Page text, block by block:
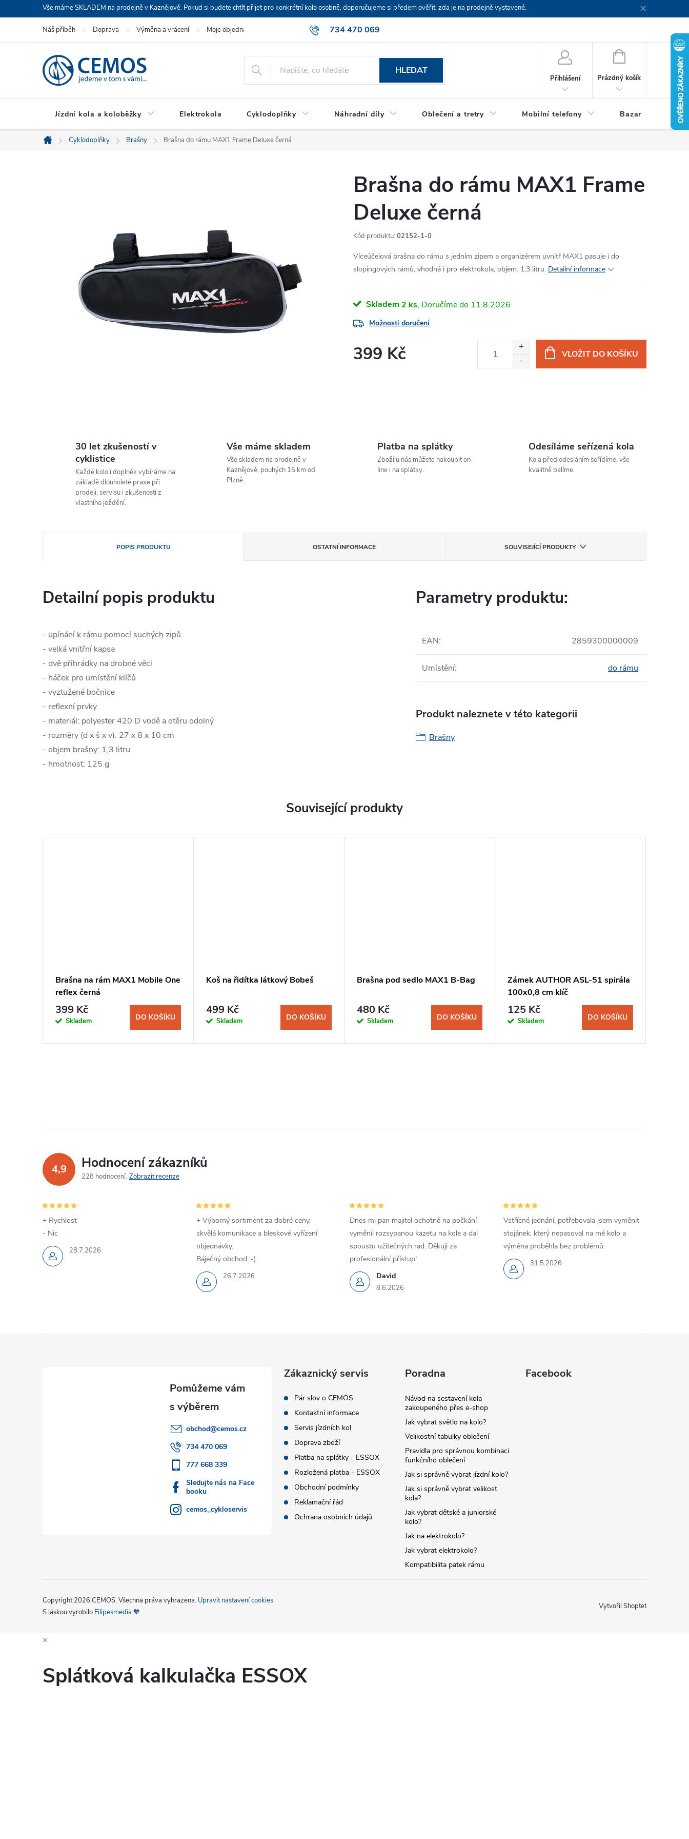
na
Vše máme SKLADEM na prodejně v Kaznějově. Pokud si budete chtít přijet pro konkrétní kolo osobně, doporučujeme si předem ověřit, zda je na prodejně vystavené.
734 470 069
Náš příběh Doprava Výměna a vrácení Moje objednávka
HLEDAT
Přihlášení
NÁKUPNÍ
Prázdný košík
Jízdní kola a koloběžky Elektrokola Cyklodoplňky Náhradní díly Oblečení a tretry Mobilní telefony Bazar Servis
Domů
Cyklodoplňky Brašny Brašna do rámu MAX1 Frame Deluxe černá
Brašna do rámu MAX1 Frame
Deluxe černá
Kód produktu: 02152-1-0
Víceúčelová brašna do rámu s jedním zipem a organizérem uvnitř MAX1 pasuje i do
slopingových rámů, vhodná i pro elektrokola, objem: 1,3 litru. Detailní informace
Skladem 2 ks 11.8.2026
Možnosti doručení
399 Kč VLOŽIT DO KOŠÍKU
30 let zkušeností v
cyklistice
Každé kolo i doplněk vybíráme na
základě dlouholeté praxe při
prodeji, servisu i zkušeností z
vlastního ježdění.
Vše máme skladem
Vše skladem na prodejně v
Kaznějově, pouhých 15 km od
Plzně.
Platba na splátky
Zboží u nás můžete nakoupit on-
line i na splátky.
Odesíláme seřízená kola
Kola před odesláním seřídíme, vše
kvalitně balíme.
POPIS PRODUKTU OSTATNÍ INFORMACE SOUVISEJÍCÍ PRODUKTY
Detailní popis produktu
- upínání k rámu pomocí suchých zipů
- velká vnitřní kapsa
- dvě přihrádky na drobné věci
- háček pro umístění klíčů
- vyztužené bočnice
- reflexní prvky
- materiál: polyester 420 D vodě a otěru odolný
- rozměry (d x š x v): 27 x 8 x 10 cm
- objem brašny: 1,3 litru
- hmotnost: 125 g
Parametry produktu:
EAN: 2859300000009
Umístění: do rámu
Produkt naleznete v této kategorii
Brašny
Související produkty
Brašna na rám MAX1 Mobile One
reflex černá
399 Kč
Skladem DO KOŠÍKU
Koš na řidítka látkový Bobeš
499 Kč
Skladem DO KOŠÍKU
Brašna pod sedlo MAX1 B-Bag
480 Kč
Skladem DO KOŠÍKU
Zámek AUTHOR ASL-51 spirála
100x0,8 cm klíč
125 Kč
Skladem DO KOŠÍKU
4,9 Hodnocení zákazníků
228 hodnocení Zobrazit recenze
28.7.2026
+ Rychlost
- Nic
26.7.2026
+ Výborný sortiment za dobré ceny,
skvělá komunikace a bleskové vyřízení
objednávky.
Báječný obchod :-)
David
8.6.2026
Dnes mi pan majitel ochotně na počkání
vyměnil rozsypanou kazetu na kole a dal
spoustu užitečných rad. Děkuji za
profesionální přístup!
31.5.2026
Vstřícné jednání, potřebovala jsem vyměnit
stojánek, který nepasoval na mé kolo a
výměna proběhla bez problémů.
obchod@cemos.cz
734 470 069
777 668 339
Sledujte nás na Face
booku
cemos_cykloservis
Zákaznický servis
Pár slov o CEMOS
Kontaktní informace
Servis jízdních kol
Doprava zboží
Platba na splátky - ESSOX
Rozložená platba - ESSOX
Obchodní podmínky
Reklamační řád
Ochrana osobních údajů
Poradna
Návod na sestavení kola
zakoupeného přes e-shop
Jak vybrat světlo na kolo?
Velikostní tabulky oblečení
Pravidla pro správnou kombinaci
funkčního oblečení
Jak si správně vybrat jízdní kolo?
Jak si správně vybrat velikost
kola?
Jak vybrat dětské a juniorské
kolo?
Jak na elektrokolo?
Jak vybrat elektrokolo?
Kompatibilita patek rámu
Facebook
Vytvořil Shoptet
Copyright 2026 CEMOS. Všechna práva vyhrazena. Upravit nastavení cookies
S láskou vyrobilo Filipesmedia 🧡
×
Splátková kalkulačka ESSOX